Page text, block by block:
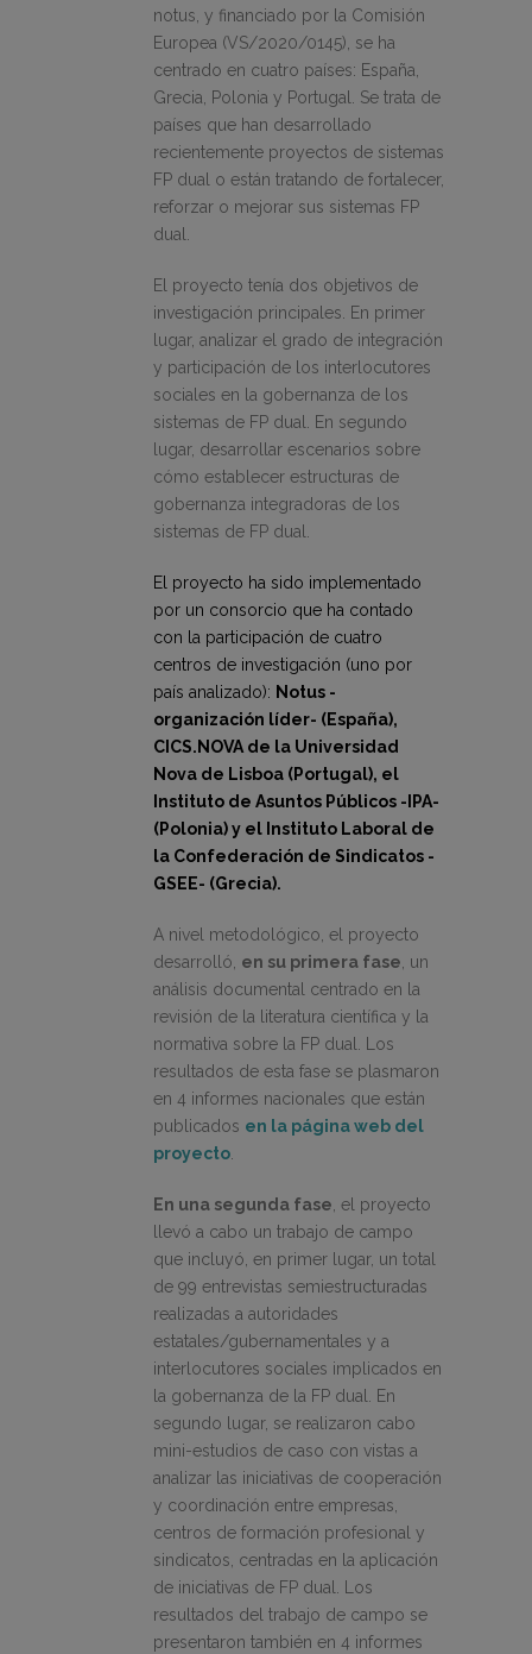
notus, y financiado por la Comisión
Europea (VS/2020/0145), se ha
centrado en cuatro países: España,
Grecia, Polonia y Portugal. Se trata de
países que han desarrollado
recientemente proyectos de sistemas
FP dual o están tratando de fortalecer,
reforzar o mejorar sus sistemas FP
dual.
El proyecto tenía dos objetivos de
investigación principales. En primer
lugar, analizar el grado de integración
y participación de los interlocutores
sociales en la gobernanza de los
sistemas de FP dual. En segundo
lugar, desarrollar escenarios sobre
cómo establecer estructuras de
gobernanza integradoras de los
sistemas de FP dual.
El proyecto ha sido implementado
por un consorcio que ha contado
con la participación de cuatro
centros de investigación (uno por
país analizado): Notus -
organización líder- (España),
CICS.NOVA de la Universidad
Nova de Lisboa (Portugal), el
Instituto de Asuntos Públicos -IPA-
(Polonia) y el Instituto Laboral de
la Confederación de Sindicatos -
GSEE- (Grecia).
A nivel metodológico, el proyecto
desarrolló, en su primera fase, un
análisis documental centrado en la
revisión de la literatura científica y la
normativa sobre la FP dual. Los
resultados de esta fase se plasmaron
en 4 informes nacionales que están
publicados en la página web del
proyecto.
En una segunda fase, el proyecto
llevó a cabo un trabajo de campo
que incluyó, en primer lugar, un total
de 99 entrevistas semiestructuradas
realizadas a autoridades
estatales/gubernamentales y a
interlocutores sociales implicados en
la gobernanza de la FP dual. En
segundo lugar, se realizaron cabo
mini-estudios de caso con vistas a
analizar las iniciativas de cooperación
y coordinación entre empresas,
centros de formación profesional y
sindicatos, centradas en la aplicación
de iniciativas de FP dual. Los
resultados del trabajo de campo se
presentaron también en 4 informes